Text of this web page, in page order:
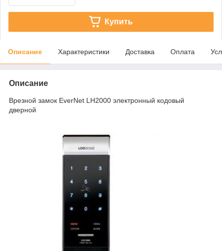
Купить
Описание Характеристики Доставка Оплата
Описание
Врезной замок EverNet LH2000 электронный кодовый
дверной